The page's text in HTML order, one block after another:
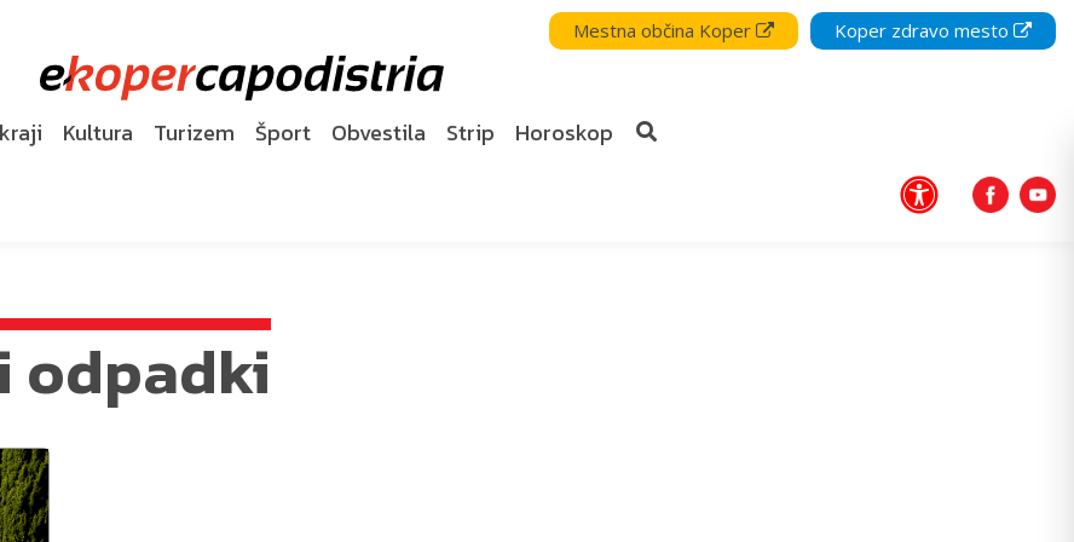
Mestna občina Koper Koper zdravo mesto
Kultura Turizem Šport Obvestila Strip Horoskop
odpadki